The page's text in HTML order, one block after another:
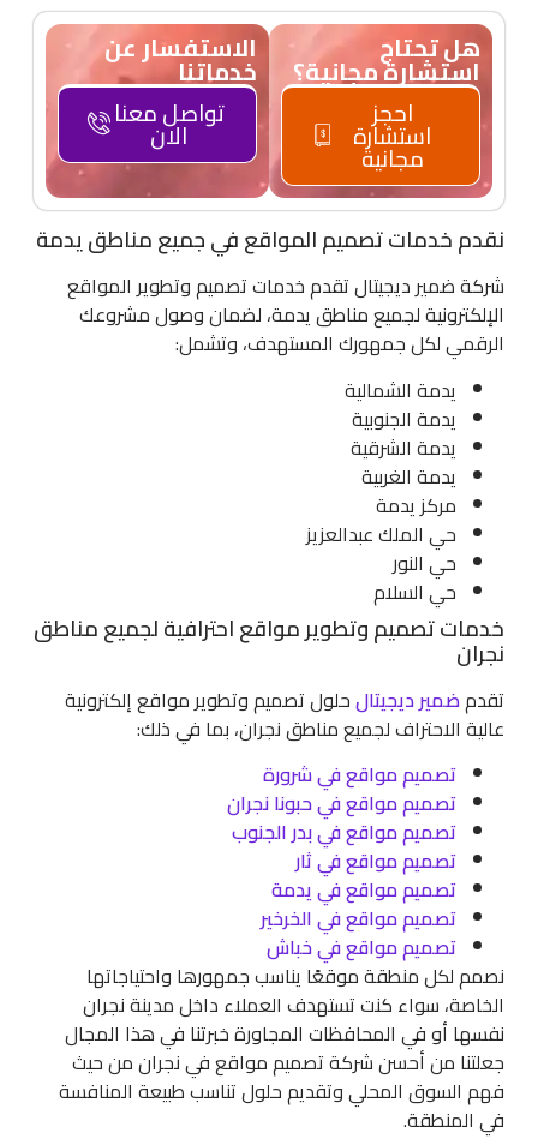
هل تحتاج
استشارة مجانية؟
احجز
استشارة
مجانية
الاستفسار عن
خدماتنا
تواصل معنا
الان
نقدم خدمات تصميم المواقع في جميع مناطق يدمة
شركة ضمير ديجيتال تقدم خدمات تصميم وتطوير المواقع
الإلكترونية لجميع مناطق يدمة، لضمان وصول مشروعك
الرقمي لكل جمهورك المستهدف، وتشمل:
يدمة الشمالية
يدمة الجنوبية
يدمة الشرقية
يدمة الغربية
مركز يدمة
حي الملك عبدالعزيز
حي النور
حي السلام
خدمات تصميم وتطوير مواقع احترافية لجميع مناطق
نجران
تقدمضمير ديجيتالحلول تصميم وتطوير مواقع إلكترونية
عالية الاحتراف لجميع مناطق نجران، بما في ذلك:
تصميم مواقع في شرورة
تصميم مواقع في حبونا نجران
تصميم مواقع في بدر الجنوب
تصميم مواقع في ثار
تصميم مواقع في يدمة
تصميم مواقع في الخرخير
تصميم مواقع في خباش
نصمم لكل منطقة موقعًا يناسب جمهورها واحتياجاتها
الخاصة، سواء كنت تستهدف العملاء داخل مدينة نجران
نفسها أو في المحافظات المجاورة خبرتنا في هذا المجال
جعلتنا من أحسن شركة تصميم مواقع في نجران من حيث
فهم السوق المحلي وتقديم حلول تناسب طبيعة المنافسة
في المنطقة.